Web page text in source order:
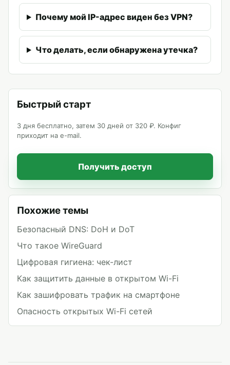
Почему мой IP-адрес виден без VPN?
Что делать, если обнаружена утечка?
Быстрый старт
3 дня бесплатно, затем 30 дней от 320 ₽. Конфиг
приходит на e-mail.
Получить доступ
Похожие темы
Безопасный DNS: DoH и DoT
Что такое WireGuard
Цифровая гигиена: чек-лист
Как защитить данные в открытом Wi-Fi
Как зашифровать трафик на смартфоне
Опасность открытых Wi-Fi сетей